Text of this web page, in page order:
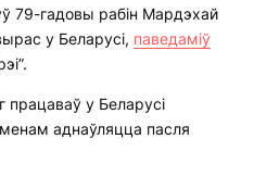
79-гадовы рабін Мардэхай
у Беларусі, паведаміў
у Беларусі
аднаўляцца пасля